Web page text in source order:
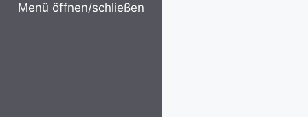
Menü öffnen/schließen